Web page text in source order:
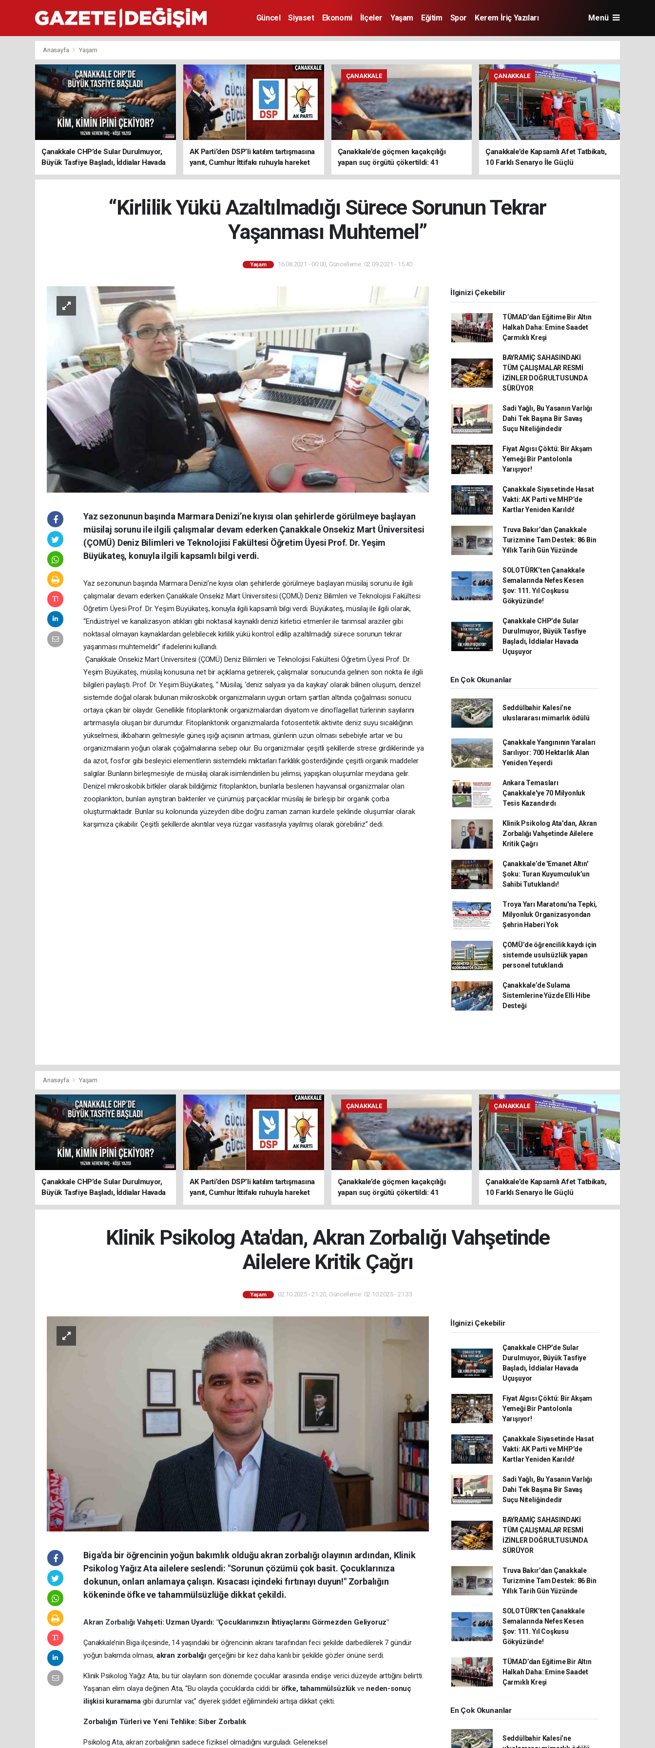
Güncel Siyaset Ekonomi İlçeler Yaşam Eğitim Spor Kerem İriç Yazıları Menü
Anasayfa Yaşam
Çanakkale CHP’de Sular Durulmuyor,
Büyük Tasfiye Başladı, İddialar Havada
Uçuşuyor
AK Parti’den DSP’li katılım tartışmasına
yanıt, Cumhur İttifakı ruhuyla hareket
ediyoruz
ÇANAKKALE
Çanakkale’de göçmen kaçakçılığı
yapan suç örgütü çökertildi: 41
tutuklama
ÇANAKKALE
Çanakkale’de Kapsamlı Afet Tatbikatı,
10 Farklı Senaryo İle Güçlü
Koordinasyon
“Kirlilik Yükü Azaltılmadığı Sürece Sorunun Tekrar
Yaşanması Muhtemel”
Yaşam 16.08.2021 - 00:00, Güncelleme: 02.09.2021 - 15:40
Yaz sezonunun başında Marmara Denizi’ne kıyısı olan şehirlerde görülmeye başlayan
müsilaj sorunu ile ilgili çalışmalar devam ederken Çanakkale Onsekiz Mart Üniversitesi
(ÇOMÜ) Deniz Bilimleri ve Teknolojisi Fakültesi Öğretim Üyesi Prof. Dr. Yeşim
Büyükateş, konuyla ilgili kapsamlı bilgi verdi.
Yaz sezonunun başında Marmara Denizi’ne kıyısı olan şehirlerde görülmeye başlayan müsilaj sorunu ile ilgili
çalışmalar devam ederken Çanakkale Onsekiz Mart Üniversitesi (ÇOMÜ) Deniz Bilimleri ve Teknolojisi Fakültesi
Öğretim Üyesi Prof. Dr. Yeşim Büyükateş, konuyla ilgili kapsamlı bilgi verdi. Büyükateş, müsilaj ile ilgili olarak,
“Endüstriyel ve kanalizasyon atıkları gibi noktasal kaynaklı denizi kirletici etmenler ile tarımsal araziler gibi
noktasal olmayan kaynaklardan gelebilecek kirlilik yükü kontrol edilip azaltılmadığı sürece sorunun tekrar
yaşanması muhtemeldir” ifadelerini kullandı.
Çanakkale Onsekiz Mart Üniversitesi (ÇOMÜ) Deniz Bilimleri ve Teknolojisi Fakültesi Öğretim Üyesi Prof. Dr.
Yeşim Büyükateş, müsilaj konusuna net bir açıklama getirerek, çalışmalar sonucunda gelinen son nokta ile ilgili
bilgileri paylaştı. Prof. Dr. Yeşim Büyükateş, “ Müsilaj, ‘deniz salyası ya da kaykay’ olarak bilinen oluşum, denizel
sistemde doğal olarak bulunan mikroskobik organizmaların uygun ortam şartları altında çoğalması sonucu
ortaya çıkan bir olaydır. Genellikle fitoplanktonik organizmalardan diyatom ve dinoflagellat türlerinin sayılarını
artırmasıyla oluşan bir durumdur. Fitoplanktonik organizmalarda fotosentetik aktivite deniz suyu sıcaklığının
yükselmesi, ilkbaharın gelmesiyle güneş ışığı açısının artması, günlerin uzun olması sebebiyle artar ve bu
organizmaların yoğun olarak çoğalmalarına sebep olur. Bu organizmalar çeşitli şekillerde strese girdiklerinde ya
da azot, fosfor gibi besleyici elementlerin sistemdeki miktarları farklılık gösterdiğinde çeşitli organik maddeler
salgılar. Bunların birleşmesiyle de müsilaj olarak isimlendirilen bu jelimsi, yapışkan oluşumlar meydana gelir.
Denizel mikroskobik bitkiler olarak bildiğimiz fitoplankton, bunlarla beslenen hayvansal organizmalar olan
zooplankton, bunları ayrıştıran bakteriler ve çürümüş parçacıklar müsilaj ile birleşip bir organik çorba
oluşturmaktadır. Bunlar su kolonunda yüzeyden dibe doğru zaman zaman kurdele şeklinde oluşumlar olarak
karşımıza çıkabilir. Çeşitli şekillerde akıntılar veya rüzgar vasıtasıyla yayılmış olarak görebiliriz” dedi.
İlginizi Çekebilir
TÜMAD’dan Eğitime Bir Altın
Halkah Daha: Emine Saadet
Çarmıklı Kreşi
BAYRAMİÇ SAHASINDAKİ
TÜM ÇALIŞMALAR RESMİ
İZİNLER DOĞRULTUSUNDA
SÜRÜYOR
Sadi Yağlı, Bu Yasanın Varlığı
Dahi Tek Başına Bir Savaş
Suçu Niteliğindedir
Fiyat Algısı Çöktü: Bir Akşam
Yemeği Bir Pantolonla
Yarışıyor!
Çanakkale Siyasetinde Hasat
Vakti: AK Parti ve MHP’de
Kartlar Yeniden Karıldı!
Truva Bakır’dan Çanakkale
Turizmine Tam Destek: 86 Bin
Yıllık Tarih Gün Yüzünde
SOLOTÜRK’ten Çanakkale
Semalarında Nefes Kesen
Şov: 111. Yıl Coşkusu
Gökyüzünde!
Çanakkale CHP’de Sular
Durulmuyor, Büyük Tasfiye
Başladı, İddialar Havada
Uçuşuyor
En Çok Okunanlar
Seddülbahir Kalesi’ne
uluslararası mimarlık ödülü
Çanakkale Yangınının Yaraları
Sarılıyor: 700 Hektarlık Alan
Yeniden Yeşerdi
Ankara Temasları
Çanakkale'ye 70 Milyonluk
Tesis Kazandırdı
Klinik Psikolog Ata'dan, Akran
Zorbalığı Vahşetinde Ailelere
Kritik Çağrı
Çanakkale’de 'Emanet Altın'
Şoku: Turan Kuyumculuk’un
Sahibi Tutuklandı!
Troya Yarı Maratonu'na Tepki,
Milyonluk Organizasyondan
Şehrin Haberi Yok
ÇOMÜ’de öğrencilik kaydı için
sistemde usulsüzlük yapan
personel tutuklandı
Çanakkale’de Sulama
Sistemlerine Yüzde Elli Hibe
Desteği
Anasayfa Yaşam
Çanakkale CHP’de Sular Durulmuyor,
Büyük Tasfiye Başladı, İddialar Havada
Uçuşuyor
AK Parti’den DSP’li katılım tartışmasına
yanıt, Cumhur İttifakı ruhuyla hareket
ediyoruz
ÇANAKKALE
Çanakkale’de göçmen kaçakçılığı
yapan suç örgütü çökertildi: 41
tutuklama
ÇANAKKALE
Çanakkale’de Kapsamlı Afet Tatbikatı,
10 Farklı Senaryo İle Güçlü
Koordinasyon
Klinik Psikolog Ata'dan, Akran Zorbalığı Vahşetinde
Ailelere Kritik Çağrı
Yaşam 02.10.2025 - 21:20, Güncelleme: 02.10.2025 - 21:33
Biga'da bir öğrencinin yoğun bakımlık olduğu akran zorbalığı olayının ardından, Klinik
Psikolog Yağız Ata ailelere seslendi: "Sorunun çözümü çok basit. Çocuklarınıza
dokunun, onları anlamaya çalışın. Kısacası içindeki fırtınayı duyun!" Zorbalığın
kökeninde öfke ve tahammülsüzlüğe dikkat çekildi.
Akran ZorbalığıVahşeti: Uzman Uyardı: "Çocuklarımızın İhtiyaçlarını Görmezden Geliyoruz"
Çanakkale’nin Biga ilçesinde, 14 yaşındaki bir öğrencinin akranı tarafından feci şekilde darbedilerek 7 gündür
yoğun bakımda olması, akran zorbalığıgerçeğini bir kez daha kanlı bir şekilde gözler önüne serdi.
Klinik Psikolog Yağız Ata, bu tür olayların son dönemde çocuklar arasında endişe verici düzeyde arttığını belirtti.
Yaşanan elim olaya değinen Ata, “Bu olayda çocuklarda ciddi bir öfke, tahammülsüzlükve neden-sonuç
ilişkisi kuramamagibi durumlar var,” diyerek şiddet eğilimindeki artışa dikkat çekti.
Zorbalığın Türleri ve Yeni Tehlike: Siber Zorbalık
Psikolog Ata, akran zorbalığının sadece fiziksel olmadığını vurguladı. Geleneksel
İlginizi Çekebilir
Çanakkale CHP’de Sular
Durulmuyor, Büyük Tasfiye
Başladı, İddialar Havada
Uçuşuyor
Fiyat Algısı Çöktü: Bir Akşam
Yemeği Bir Pantolonla
Yarışıyor!
Çanakkale Siyasetinde Hasat
Vakti: AK Parti ve MHP’de
Kartlar Yeniden Karıldı!
Sadi Yağlı, Bu Yasanın Varlığı
Dahi Tek Başına Bir Savaş
Suçu Niteliğindedir
BAYRAMİÇ SAHASINDAKİ
TÜM ÇALIŞMALAR RESMİ
İZİNLER DOĞRULTUSUNDA
SÜRÜYOR
Truva Bakır’dan Çanakkale
Turizmine Tam Destek: 86 Bin
Yıllık Tarih Gün Yüzünde
SOLOTÜRK’ten Çanakkale
Semalarında Nefes Kesen
Şov: 111. Yıl Coşkusu
Gökyüzünde!
TÜMAD’dan Eğitime Bir Altın
Halkah Daha: Emine Saadet
Çarmıklı Kreşi
En Çok Okunanlar
Seddülbahir Kalesi’ne